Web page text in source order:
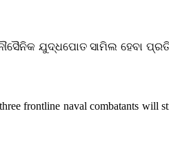
ଯୁଦ୍ଧପୋତ ସାମିଲ ହେବା
frontline naval combatants will